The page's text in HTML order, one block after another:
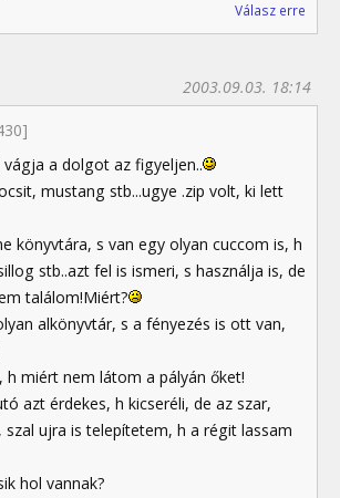
Válasz erre
2003.09.03. 18:14
vágja a dolgot az figyeljen..
mustang stb...ugye .zip volt, ki lett
könyvtára, s van egy olyan cuccom is, h
stb..azt fel is ismeri, s használja is, de
találom!Miért?
alkönyvtár, s a fényezés is ott van,
h miért nem látom a pályán őket!
azt érdekes, h kicseréli, de az szar,
ujra is telepítetem, h a régit lassam
hol vannak?